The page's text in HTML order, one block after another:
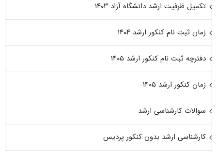
تکمیل ظرفیت ارشد دانشگاه آزاد ۱۴۰۳
زمان ثبت نام کنکور ارشد ۱۴۰۴
دفترچه ثبت نام کنکور ارشد ۱۴۰۵
زمان کنکور ارشد ۱۴۰۵
سوالات کارشناسی ارشد
کارشناسی ارشد بدون کنکور پردیس